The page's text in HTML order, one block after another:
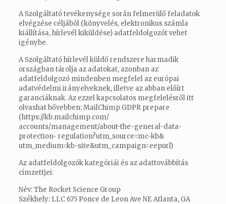
A Szolgáltató tevékenysége során felmerülő feladatok
elvégzése céljából (könyvelés, elektronikus számla
kiállítása, hírlevél kiküldése) adatfeldolgozót vehet
igénybe.
A Szolgáltató hírlevél küldő rendszere harmadik
országban tárolja az adatokat, azonban az
adatfeldolgozó mindenben megfelel az európai
adatvédelmi irányelveknek, illetve az abban előírt
garanciáknak. Az ezzel kapcsolatos megfelelésről itt
olvashat bővebben: MailChimp GDPR prepare
(https://kb.mailchimp.com/
accounts/management/about-the-general-data-
protection- regulation?utm_source=mc-kb&
utm_medium=kb-site&utm_ campaign=eepurl)
Az adatfeldolgozók kategóriái és az adattovábbítás
címzettjei:
Név: The Rocket Science Group
Székhely: LLC 675 Ponce de Leon Ave NE Atlanta, GA